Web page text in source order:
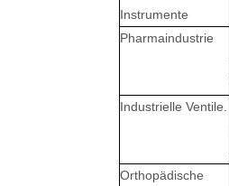
Instrumente
Pharmaindustrie
Industrielle Ventile.
Orthopädische